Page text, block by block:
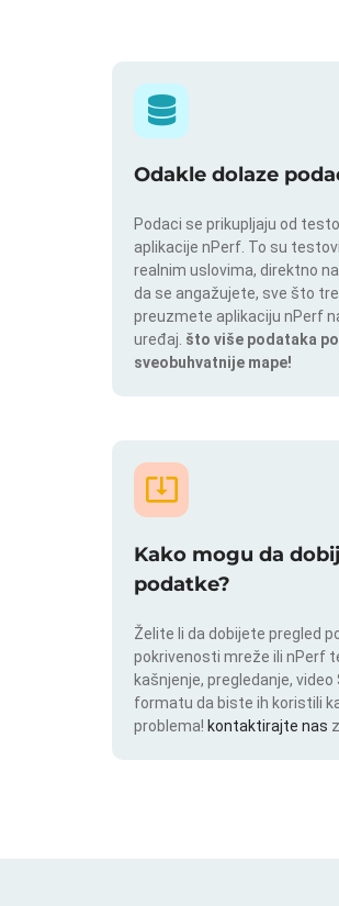
Odakle dolaze
Podaci se prikupljaju od
aplikacije nPerf. To su
realnim uslovima, direktno
da se angažujete, sve što
preuzmete aplikaciju nPerf
uređaj. što više podataka
sveobuhvatnije mape!
Kako mogu da
podatke?
Želite li da dobijete pregled
pokrivenosti mreže ili nPerf
kašnjenje, pregledanje,
formatu da biste ih koristili
problema! kontaktirajte nas